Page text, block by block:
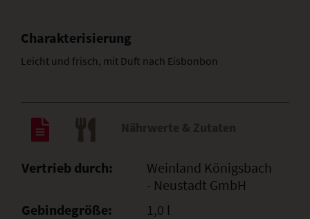
Charakterisierung
Leicht und frisch, mit Duft nach Eisbonbon
Nährwerte & Zutaten
Vertrieb durch:
Weinland Königsbach
- Neustadt GmbH
Gebindegröße:
1,0 l